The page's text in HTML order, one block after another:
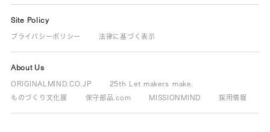
Site Policy
プライバシーポリシー 法律に基づく表示
About Us
ORIGINALMIND.CO.JP
25th Let makers make.
ものづくり文化展
保守部品.com MISSIONMIND 採用情報